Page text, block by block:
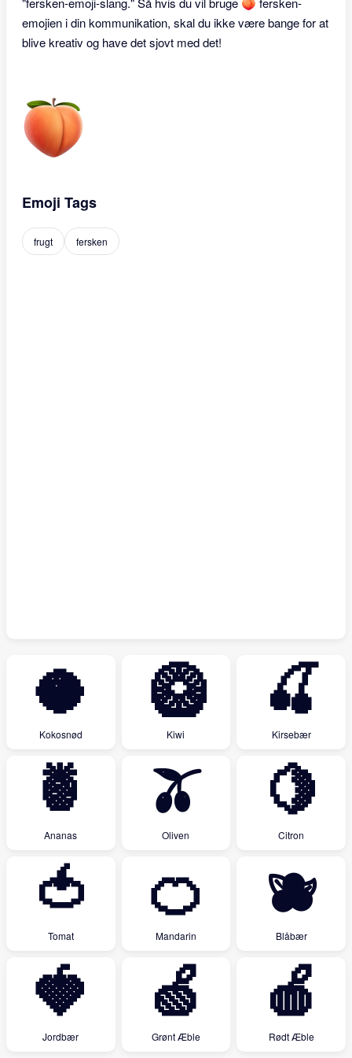
emojien i din kommunikation, skal du ikke være bange for at
blive kreativ og have det sjovt med det!
Emoji Tags
frugt fersken
🥥
Kokosnød
🥝
Kiwi
🍒
Kirsebær
🍍
Ananas
🫒
Oliven
🍋
Citron
🍅
Tomat
🍊
Mandarin
🫐
Blåbær
🍓
Jordbær
🍏
Grønt Æble
🍎
Rødt Æble